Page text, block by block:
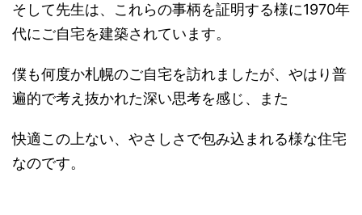
そして先生は、これらの事柄を証明する様に1970年
代にご自宅を建築されています。
僕も何度か札幌のご自宅を訪れましたが、やはり普
遍的で考え抜かれた深い思考を感じ、また
快適この上ない、やさしさで包み込まれる様な住宅
なのです。